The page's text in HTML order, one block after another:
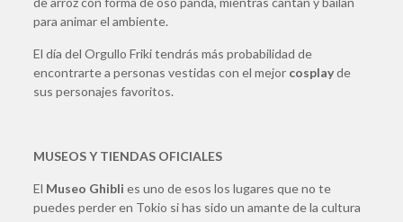
para animar el ambiente.
El día del Orgullo Friki tendrás más probabilidad de
encontrarte a personas vestidas con el mejor cosplayde
sus personajes favoritos.
MUSEOS Y TIENDAS OFICIALES
El Museo Ghibli es uno de esos los lugares que no te
puedes perder en Tokio si has sido un amante de la cultura